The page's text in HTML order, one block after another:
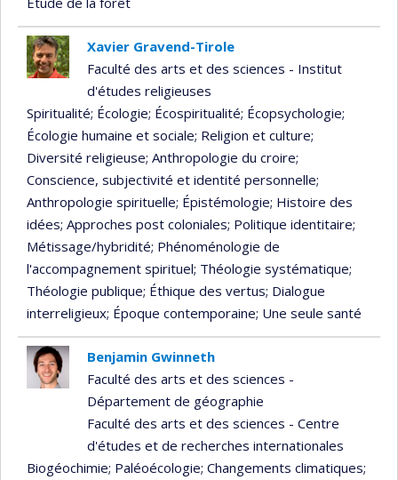
Xavier Gravend-Tirole
Faculté des arts et des sciences - Institut
d'études religieuses
Spiritualité; Écologie; Écospiritualité; Écopsychologie;
Écologie humaine et sociale; Religion et culture;
Diversité religieuse; Anthropologie du croire;
Conscience, subjectivité et identité personnelle;
Anthropologie spirituelle; Épistémologie; Histoire des
idées; Approches post coloniales; Politique identitaire;
Métissage/hybridité; Phénoménologie de
l'accompagnement spirituel; Théologie systématique;
Théologie publique; Éthique des vertus; Dialogue
interreligieux; Époque contemporaine; Une seule santé
Benjamin Gwinneth
Faculté des arts et des sciences -
Département de géographie
Faculté des arts et des sciences - Centre
d'études et de recherches internationales
Biogéochimie; Paléoécologie; Changements climatiques;